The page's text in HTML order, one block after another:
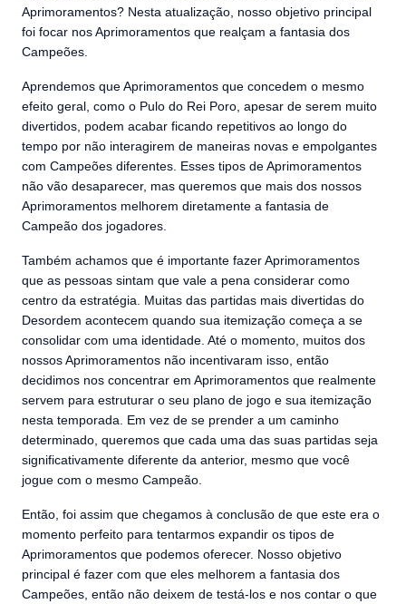
Aprimoramentos? Nesta atualização, nosso objetivo principal
foi focar nos Aprimoramentos que realçam a fantasia dos
Campeões.
Aprendemos que Aprimoramentos que concedem o mesmo
efeito geral, como o Pulo do Rei Poro, apesar de serem muito
divertidos, podem acabar ficando repetitivos ao longo do
tempo por não interagirem de maneiras novas e empolgantes
com Campeões diferentes. Esses tipos de Aprimoramentos
não vão desaparecer, mas queremos que mais dos nossos
Aprimoramentos melhorem diretamente a fantasia de
Campeão dos jogadores.
Também achamos que é importante fazer Aprimoramentos
que as pessoas sintam que vale a pena considerar como
centro da estratégia. Muitas das partidas mais divertidas do
Desordem acontecem quando sua itemização começa a se
consolidar com uma identidade. Até o momento, muitos dos
nossos Aprimoramentos não incentivaram isso, então
decidimos nos concentrar em Aprimoramentos que realmente
servem para estruturar o seu plano de jogo e sua itemização
nesta temporada. Em vez de se prender a um caminho
determinado, queremos que cada uma das suas partidas seja
significativamente diferente da anterior, mesmo que você
jogue com o mesmo Campeão.
Então, foi assim que chegamos à conclusão de que este era o
momento perfeito para tentarmos expandir os tipos de
Aprimoramentos que podemos oferecer. Nosso objetivo
principal é fazer com que eles melhorem a fantasia dos
Campeões, então não deixem de testá-los e nos contar o que